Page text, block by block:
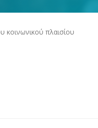
κοινωνικού πλαισίου